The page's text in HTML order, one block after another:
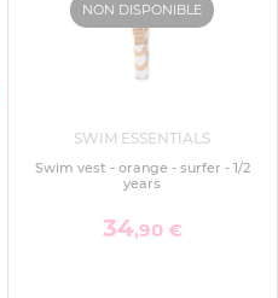
NON DISPONIBLE
SWIM ESSENTIALS
Swim vest - orange - surfer - 1/2
years
34,90 €